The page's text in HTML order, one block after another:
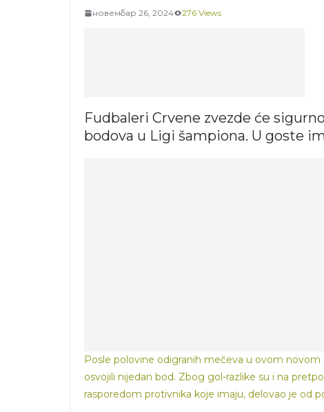
новембар 26, 2024 276 Views
Fudbaleri Crvene zvezde će
bodova u Ligi šampiona. U goste
Posle polovine odigranih mečeva u ovom
osvojili nijedan bod. Zbog gol-razlike su i na
rasporedom protivnika koje imaju, delovao je od